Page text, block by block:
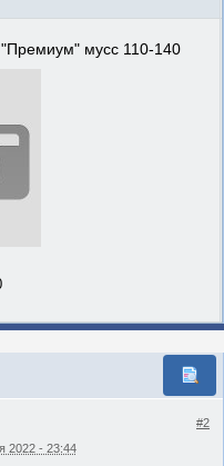
мусс 110-140
#2
2022 - 23:44